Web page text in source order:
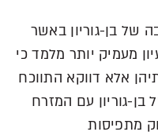
של בן-גוריון באשר
מעמיק יותר מלמד כי
אלא דווקא התווכח
בן-גוריון עם המזרח
מתפיסות